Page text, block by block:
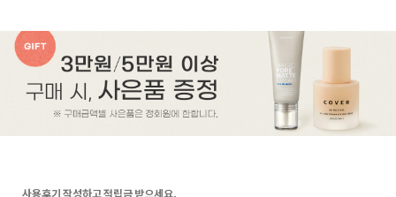
사용후기 작성하고 적립금 받으세요.